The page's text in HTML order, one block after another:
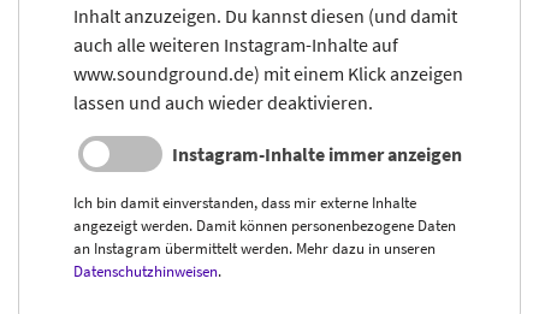
Inhalt anzuzeigen. Du kannst diesen (und damit
auch alle weiteren Instagram-Inhalte auf
www.soundground.de) mit einem Klick anzeigen
lassen und auch wieder deaktivieren.
Instagram-Inhalte immer anzeigen
Ich bin damit einverstanden, dass mir externe Inhalte
angezeigt werden. Damit können personenbezogene Daten
an Instagram übermittelt werden. Mehr dazu in unseren
Datenschutzhinweisen.